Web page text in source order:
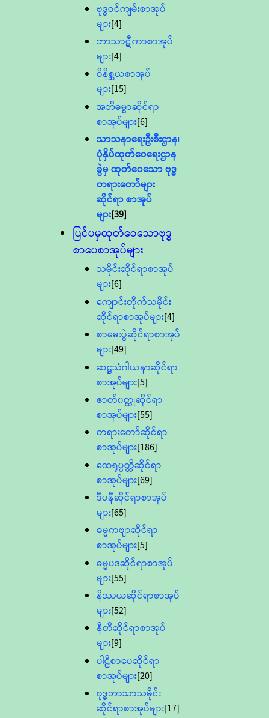
ဗုဒ္ဓဝင်ကျမ်းစာအုပ်
များ[4]
ဘာသာဋီကာစာအုပ်
များ[4]
ဝိနိစ္ဆယစာအုပ်
များ[15]
အဘိဓမ္မာဆိုင်ရာ
စာအုပ်များ[6]
သာသနာရေးဦးစီးဌာန၊
ပုံနှိပ်ထုတ်ဝေရေးဌာန
ခွဲမှ ထုတ်ဝေသော ဗုဒ္ဓ
တရားတော်များ
ဆိုင်ရာ စာအုပ်
များ[39]
ပြင်ပမှထုတ်ဝေသောဗုဒ္ဓ
စာပေစာအုပ်များ
သမိုင်းဆိုင်ရာစာအုပ်
များ[6]
ကျောင်းတိုက်သမိုင်း
ဆိုင်ရာစာအုပ်များ[4]
စာမေးပွဲဆိုင်ရာစာအုပ်
များ[49]
ဆဋ္ဌသံဂါယနာဆိုင်ရာ
စာအုပ်များ[5]
ဇာတ်၀တ္ထုဆိုင်ရာ
စာအုပ်များ[55]
တရားတော်ဆိုင်ရာ
စာအုပ်များ[186]
ထေရုပ္ပတ္တိဆိုင်ရာ
စာအုပ်များ[69]
ဒီပနီဆိုင်ရာစာအုပ်
များ[65]
ဓမ္မကဗျာဆိုင်ရာ
စာအုပ်များ[5]
ဓမ္မပဒဆိုင်ရာစာအုပ်
များ[55]
နိဿယဆိုင်ရာစာအုပ်
များ[52]
နီတိဆိုင်ရာစာအုပ်
များ[9]
ပါဠိစာပေဆိုင်ရာ
စာအုပ်များ[20]
ဗုဒ္ဓဘာသာသမိုင်း
ဆိုင်ရာစာအုပ်များ[17]